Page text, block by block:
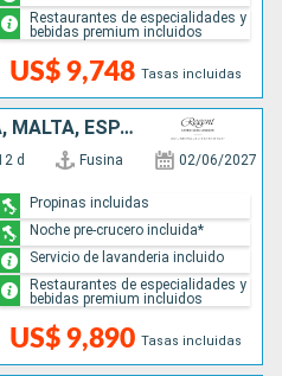
US$ 9,748 Tasas incluidas
Restaurantes de especialidades y
bebidas premium incluidos
ITALIA, CROACIA, GRECIA, MALTA, ESPAÑA
d Fusina 02/06/2027
US$ 9,890 Tasas incluidas
Propinas incluidas
Noche pre-crucero incluida*
Servicio de lavanderia incluido
Restaurantes de especialidades y
bebidas premium incluidos